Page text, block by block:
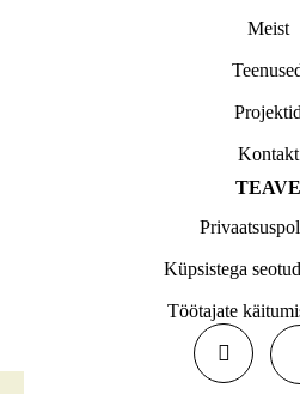
Meist
Projektid
Kontakt
TEAVE
Küpsistega
Töötajate